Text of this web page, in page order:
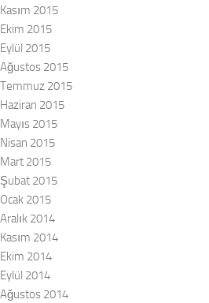
Kasım 2015
Ekim 2015
Eylül 2015
Ağustos 2015
Temmuz 2015
Haziran 2015
Mayıs 2015
Nisan 2015
Mart 2015
Şubat 2015
Ocak 2015
Aralık 2014
Kasım 2014
Ekim 2014
Eylül 2014
Ağustos 2014